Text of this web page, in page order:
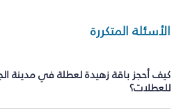
الأسئلة المتكررة
كيف أحجز باقة زهيدة لعطلة في مدينة
للعطلات؟